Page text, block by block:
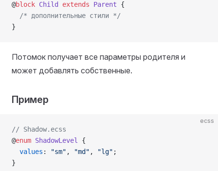
@block Child extends Parent {
  /* дополнительные стили */
}
Потомок получает все параметры родителя и
может добавлять собственные.
Пример
ecss
// Shadow.ecss
@enum ShadowLevel
{
  values
: "sm" , "md" , "lg" ;
}